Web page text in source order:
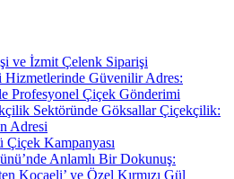
ve İzmit Çelenk Siparişi
Güvenilir Adres:
Profesyonel Çiçek Gönderimi
Sektöründe Göksallar Çiçekçilik:
Adresi
Kampanyası
Anlamlı Bir Dokunuş:
Kocaeli’ ye Özel Kırmızı Gül